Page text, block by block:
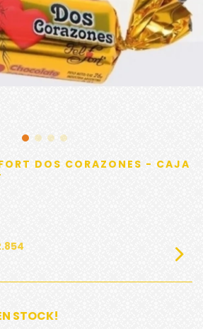
DOS CORAZONES - CAJA
STOCK!